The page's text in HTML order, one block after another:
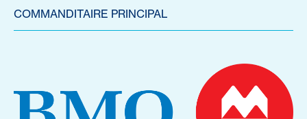
COMMANDITAIRE PRINCIPAL